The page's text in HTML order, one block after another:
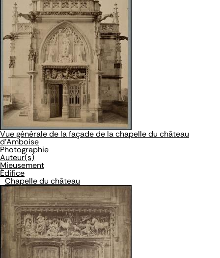
Vue générale de la façade de la chapelle du château
d'Amboise
Photographie
Auteur(s)
Mieusement
Édifice
Chapelle du château